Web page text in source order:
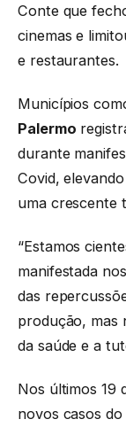
Conte que
cinemas e
e restaurantes.
Municípios
Palermo
durante
Covid,
uma crescente
“Estamos
manifestada
das
produção, mas
da saúde e a
Nos últimos 19
novos casos